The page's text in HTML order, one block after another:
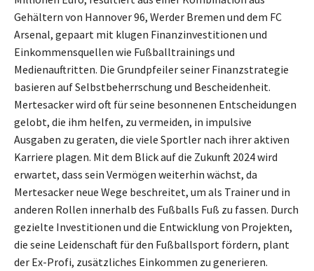
Gehältern von Hannover 96, Werder Bremen und dem FC
Arsenal, gepaart mit klugen Finanzinvestitionen und
Einkommensquellen wie Fußballtrainings und
Medienauftritten. Die Grundpfeiler seiner Finanzstrategie
basieren auf Selbstbeherrschung und Bescheidenheit.
Mertesacker wird oft für seine besonnenen Entscheidungen
gelobt, die ihm helfen, zu vermeiden, in impulsive
Ausgaben zu geraten, die viele Sportler nach ihrer aktiven
Karriere plagen. Mit dem Blick auf die Zukunft 2024 wird
erwartet, dass sein Vermögen weiterhin wächst, da
Mertesacker neue Wege beschreitet, um als Trainer und in
anderen Rollen innerhalb des Fußballs Fuß zu fassen. Durch
gezielte Investitionen und die Entwicklung von Projekten,
die seine Leidenschaft für den Fußballsport fördern, plant
der Ex-Profi, zusätzliches Einkommen zu generieren.